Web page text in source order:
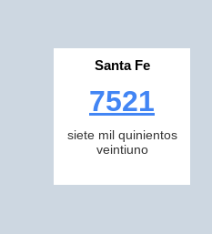
Santa Fe
7521
siete mil quinientos
veintiuno